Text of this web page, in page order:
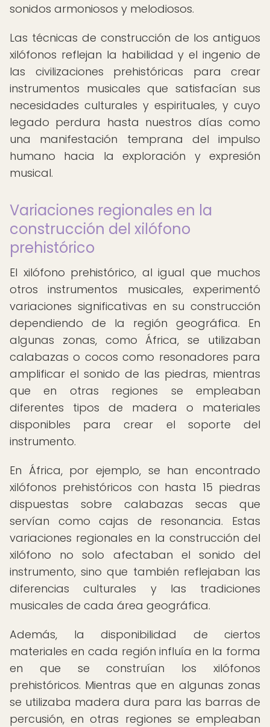
sonidos armoniosos y melodiosos.
Las técnicas de construcción de los antiguos
xilófonos reflejan la habilidad y el ingenio de
las civilizaciones prehistóricas para crear
instrumentos musicales que satisfacían sus
necesidades culturales y espirituales, y cuyo
legado perdura hasta nuestros días como
una manifestación temprana del impulso
humano hacia la exploración y expresión
musical.
Variaciones regionales en la
construcción del xilófono
prehistórico
El xilófono prehistórico, al igual que muchos
otros instrumentos musicales, experimentó
variaciones significativas en su construcción
dependiendo de la región geográfica. En
algunas zonas, como África, se utilizaban
calabazas o cocos como resonadores para
amplificar el sonido de las piedras, mientras
que en otras regiones se empleaban
diferentes tipos de madera o materiales
disponibles para crear el soporte del
instrumento.
En África, por ejemplo, se han encontrado
xilófonos prehistóricos con hasta 15 piedras
dispuestas sobre calabazas secas que
servían como cajas de resonancia. Estas
variaciones regionales en la construcción del
xilófono no solo afectaban el sonido del
instrumento, sino que también reflejaban las
diferencias culturales y las tradiciones
musicales de cada área geográfica.
Además, la disponibilidad de ciertos
materiales en cada región influía en la forma
en que se construían los xilófonos
prehistóricos. Mientras que en algunas zonas
se utilizaba madera dura para las barras de
percusión, en otras regiones se empleaban